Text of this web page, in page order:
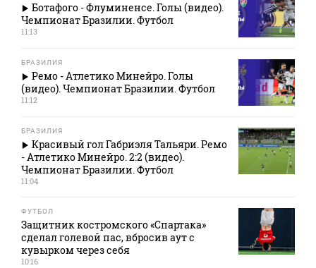
Ботафого - Флуминенсе. Голы (видео).
Чемпионат Бразилии. Футбол
11:13
БРАЗИЛИЯ
Ремо - Атлетико Минейро. Голы
(видео). Чемпионат Бразилии. Футбол
11:12
БРАЗИЛИЯ
Красивый гол Габриэля Тальяри. Ремо
- Атлетико Минейро. 2:2 (видео).
Чемпионат Бразилии. Футбол
11:04
ФУТБОЛ
Защитник костромского «Спартака»
сделал голевой пас, вбросив аут с
кувырком через себя
10:16